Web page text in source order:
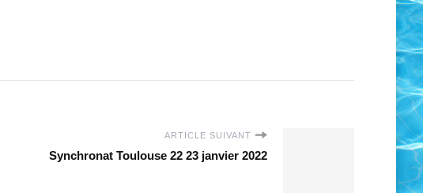
ARTICLE SUIVANT
Synchronat Toulouse 22 23 janvier 2022